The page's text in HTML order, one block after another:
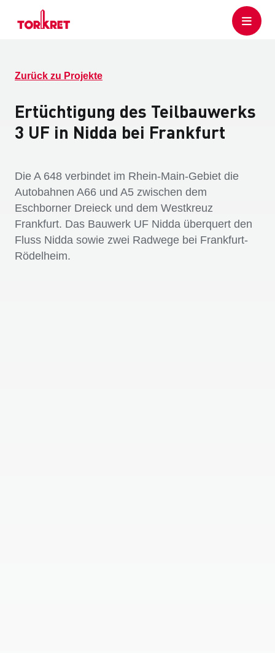
Zurück zu Projekte
Ertüchtigung des Teilbauwerks
3 UF in Nidda bei Frankfurt
Die A 648 verbindet im Rhein-Main-Gebiet die
Autobahnen A66 und A5 zwischen dem
Eschborner Dreieck und dem Westkreuz
Frankfurt. Das Bauwerk UF Nidda überquert den
Fluss Nidda sowie zwei Radwege bei Frankfurt-
Rödelheim.